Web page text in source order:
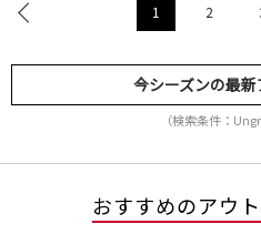
1 2
今シーズンの最
（検索条件：
おすすめのアウ